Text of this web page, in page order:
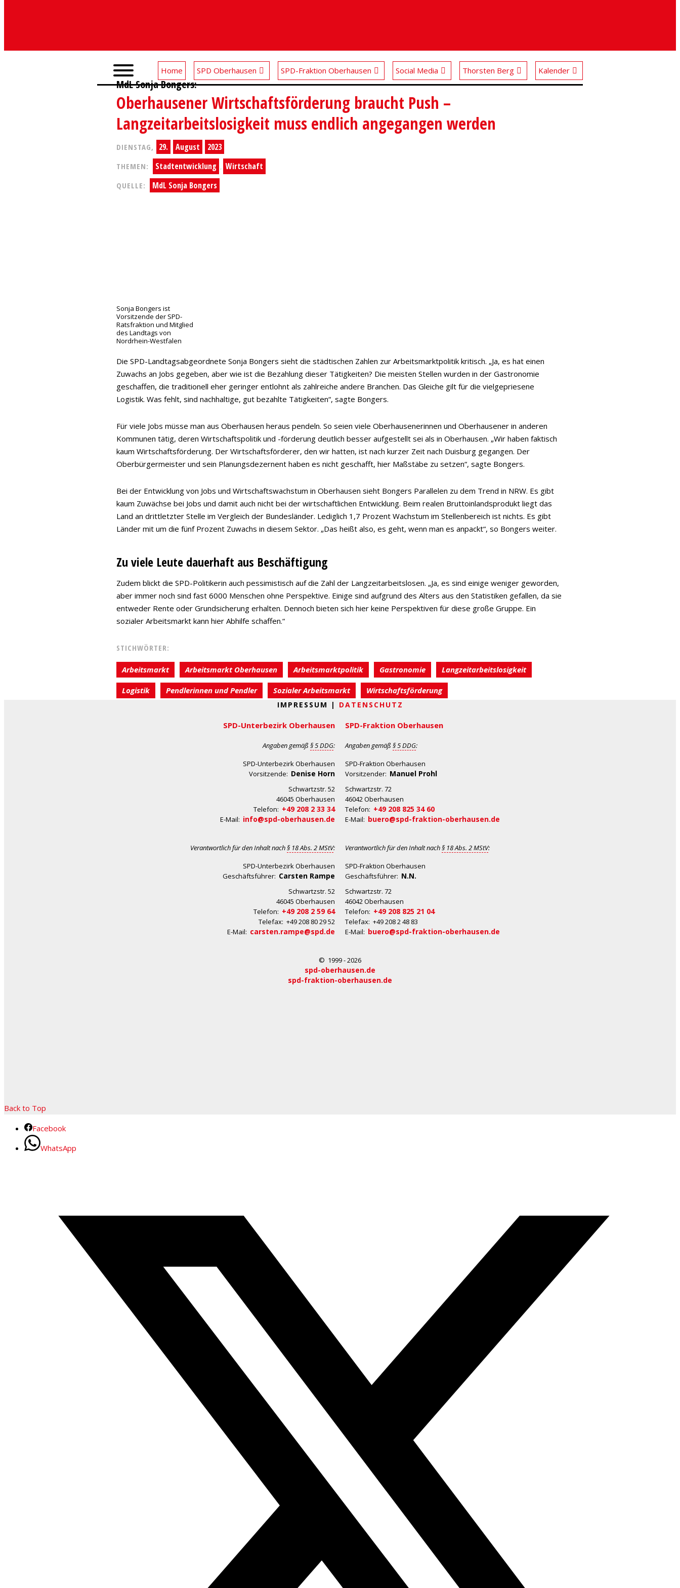
Home SPD Oberhausen SPD-Fraktion Oberhausen Social Media Thorsten Berg Kalender
MdL Sonja Bongers:
Oberhausener Wirtschaftsförderung braucht Push –
Langzeitarbeitslosigkeit muss endlich angegangen werden
DIENSTAG, 29. August 2023
THEMEN: Stadtentwicklung , Wirtschaft
QUELLE: MdL Sonja Bongers
Sonja Bongers ist
Vorsitzende der SPD-
Ratsfraktion und Mitglied
des Landtags von
Nordrhein-Westfalen
Die SPD-Landtagsabgeordnete Sonja Bongers sieht die städtischen Zahlen zur Arbeitsmarktpolitik kritisch. „Ja, es hat einen
Zuwachs an Jobs gegeben, aber wie ist die Bezahlung dieser Tätigkeiten? Die meisten Stellen wurden in der Gastronomie
geschaffen, die traditionell eher geringer entlohnt als zahlreiche andere Branchen. Das Gleiche gilt für die vielgepriesene
Logistik. Was fehlt, sind nachhaltige, gut bezahlte Tätigkeiten“, sagte Bongers.
Für viele Jobs müsse man aus Oberhausen heraus pendeln. So seien viele Oberhausenerinnen und Oberhausener in anderen
Kommunen tätig, deren Wirtschaftspolitik und -förderung deutlich besser aufgestellt sei als in Oberhausen. „Wir haben faktisch
kaum Wirtschaftsförderung. Der Wirtschaftsförderer, den wir hatten, ist nach kurzer Zeit nach Duisburg gegangen. Der
Oberbürgermeister und sein Planungsdezernent haben es nicht geschafft, hier Maßstäbe zu setzen“, sagte Bongers.
Bei der Entwicklung von Jobs und Wirtschaftswachstum in Oberhausen sieht Bongers Parallelen zu dem Trend in NRW. Es gibt
kaum Zuwächse bei Jobs und damit auch nicht bei der wirtschaftlichen Entwicklung. Beim realen Bruttoinlandsprodukt liegt das
Land an drittletzter Stelle im Vergleich der Bundesländer. Lediglich 1,7 Prozent Wachstum im Stellenbereich ist nichts. Es gibt
Länder mit um die fünf Prozent Zuwachs in diesem Sektor. „Das heißt also, es geht, wenn man es anpackt“, so Bongers weiter.
Zu viele Leute dauerhaft aus Beschäftigung
Zudem blickt die SPD-Politikerin auch pessimistisch auf die Zahl der Langzeitarbeitslosen. „Ja, es sind einige weniger geworden,
aber immer noch sind fast 6000 Menschen ohne Perspektive. Einige sind aufgrund des Alters aus den Statistiken gefallen, da sie
entweder Rente oder Grundsicherung erhalten. Dennoch bieten sich hier keine Perspektiven für diese große Gruppe. Ein
sozialer Arbeitsmarkt kann hier Abhilfe schaffen.“
STICHWÖRTER:
Arbeitsmarkt Arbeitsmarkt Oberhausen Arbeitsmarktpolitik Gastronomie Langzeitarbeitslosigkeit
Logistik Pendlerinnen und Pendler Sozialer Arbeitsmarkt Wirtschaftsförderung
IMPRESSUM | DATENSCHUTZ
SPD-Unterbezirk Oberhausen
Angaben gemäß § 5 DDG:
SPD-Unterbezirk Oberhausen
Vorsitzende: Denise Horn
Schwartzstr. 52
46045 Oberhausen
Telefon: +49 208 2 33 34
E-Mail: info@spd-oberhausen.de
Verantwortlich für den Inhalt nach§ 18 Abs. 2 MStV:
SPD-Unterbezirk Oberhausen
Geschäftsführer: Carsten Rampe
Schwartzstr. 52
46045 Oberhausen
Telefon: +49 208 2 59 64
Telefax: +49 208 80 29 52
E-Mail: carsten.rampe@spd.de
SPD-Fraktion Oberhausen
Angaben gemäß § 5 DDG:
SPD-Fraktion Oberhausen
Vorsitzender: Manuel Prohl
Schwartzstr. 72
46042 Oberhausen
Telefon: +49 208 825 34 60
E-Mail: buero@spd-fraktion-oberhausen.de
Verantwortlich für den Inhalt nach§ 18 Abs. 2 MStV:
SPD-Fraktion Oberhausen
Geschäftsführer: N.N.
Schwartzstr. 72
46042 Oberhausen
Telefon: +49 208 825 21 04
Telefax: +49 208 2 48 83
E-Mail: buero@spd-fraktion-oberhausen.de
© 1999 - 2026
spd-oberhausen.de
spd-fraktion-oberhausen.de
Back to Top
Facebook
WhatsApp